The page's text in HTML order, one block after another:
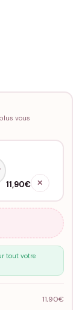
vous
11,90€ ✕
tout votre
11,90€